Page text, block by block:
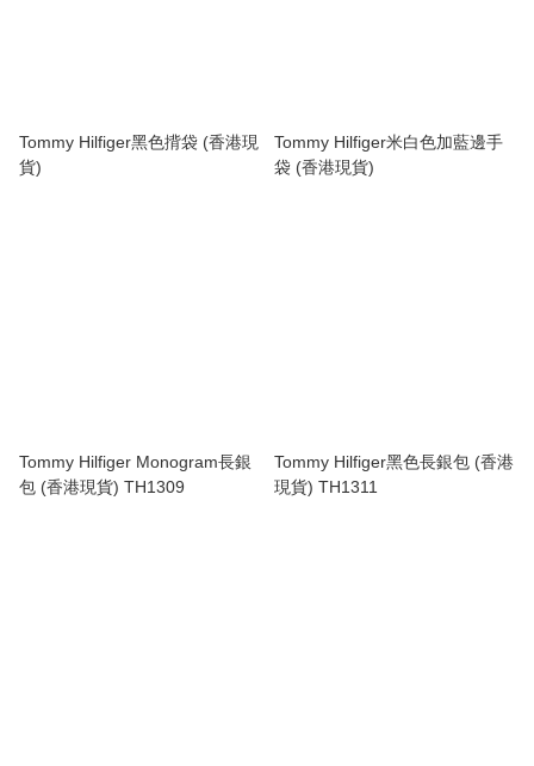
Tommy Hilfiger黑色揹袋 (香港現
貨)
Tommy Hilfiger米白色加藍邊手
袋 (香港現貨)
Tommy Hilfiger Monogram長銀
包 (香港現貨) TH1309
Tommy Hilfiger黑色長銀包 (香港
現貨) TH1311